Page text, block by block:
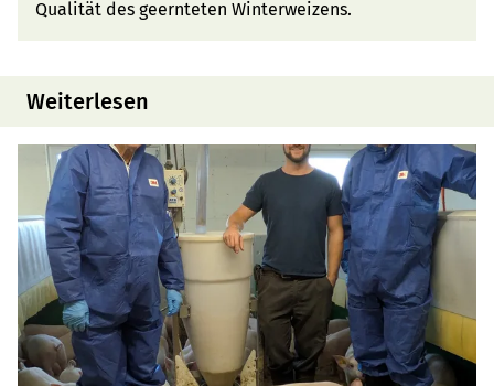
Qualität des geernteten Winterweizens.
Weiterlesen